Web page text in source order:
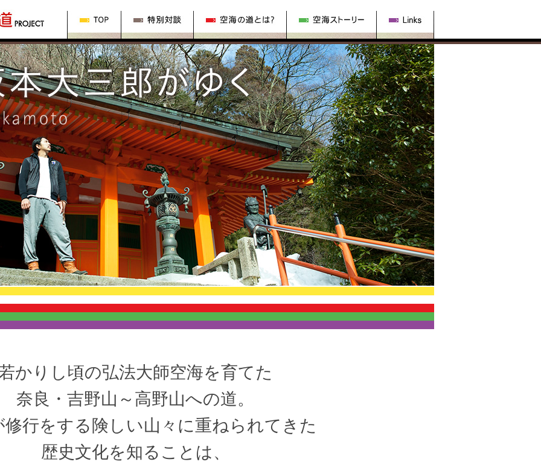
TOP 特別対談 空海の道とは？ 空海ストーリー Links
かりし頃の弘法大師空海を育てた
奈良・吉野山～高野山への道。
修行をする険しい山々に重ねられてきた
歴史文化を知ることは、